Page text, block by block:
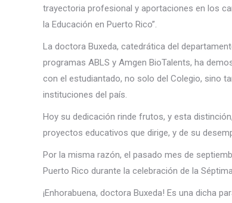
trayectoria profesional y aportaciones en los
la Educación en Puerto Rico”.
La doctora Buxeda, catedrática del
programas ABLS y Amgen BioTalents, ha
con el estudiantado, no solo del Colegio, sino
instituciones del país.
Hoy su dedicación rinde frutos, y esta
proyectos educativos que dirige, y de su
Por la misma razón, el pasado mes de
Puerto Rico durante la celebración de la
¡Enhorabuena, doctora Buxeda! Es una dicha